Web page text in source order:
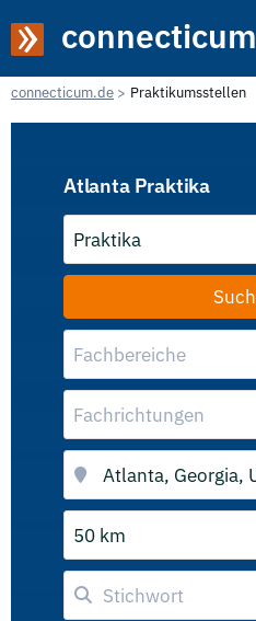
connecticum
connecticum.de Praktikumsstellen
Atlanta Praktika
Praktika
Fachbereiche
Fachrichtungen
50 km